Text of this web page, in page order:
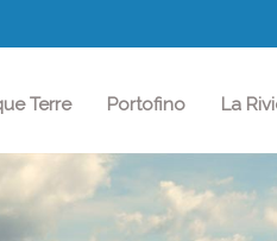
Terre Portofino La